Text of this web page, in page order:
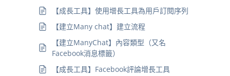
【成長工具】使用增長工具為用戶訂閱序列
【建立Many chat】建立流程
【建立ManyChat】內容類型（又名
Facebook消息標籤）
【成長工具】Facebook評論增長工具